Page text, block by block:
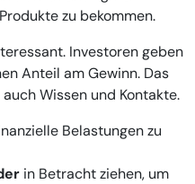
zu bekommen.
Investoren geben
Anteil am Gewinn. Das
Wissen und Kontakte.
Belastungen zu
in Betracht ziehen, um